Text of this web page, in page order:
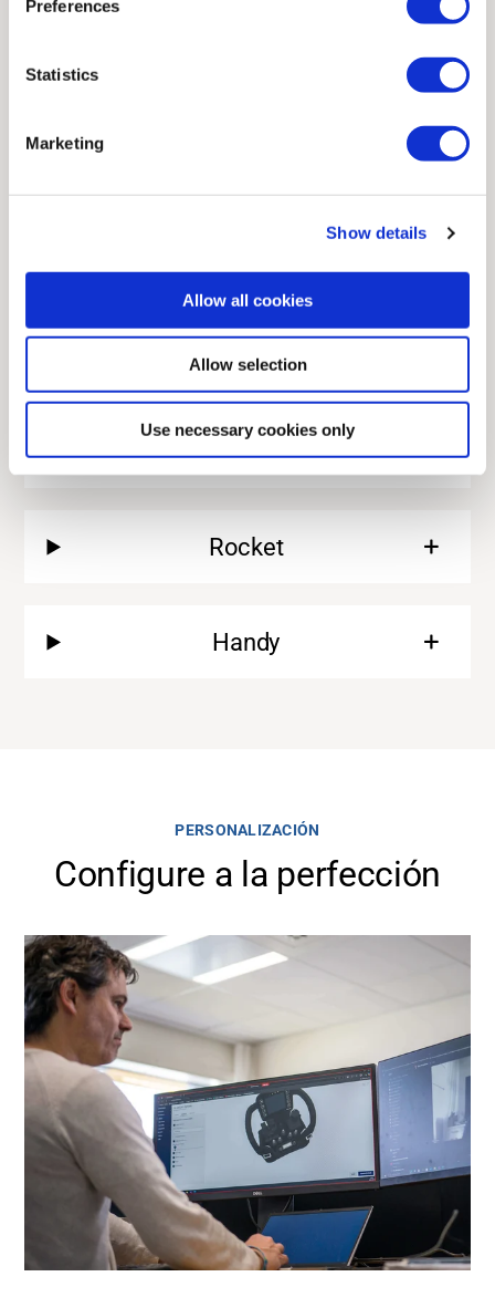
Preferences
Statistics
Marketing
Show details
Allow all cookies
Allow selection
Use necessary cookies only
producto Scanreco.
Explorar Micro
Maxi
Pocket
Rocket
Handy
PERSONALIZACIÓN
Configure a la perfección